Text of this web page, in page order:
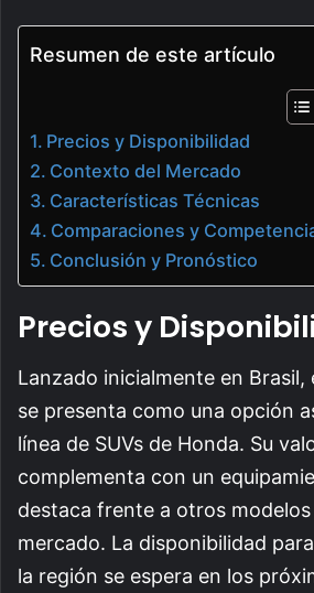
Resumen de este artículo
Precios y Disponibilidad
Contexto del Mercado
Características Técnicas
Comparaciones y
Conclusión y Pronóstico
Precios y
Lanzado inicialmente en Brasil,
se presenta como una opción
línea de SUVs de Honda. Su
complementa con un
destaca frente a otros modelos
mercado. La disponibilidad
la región se espera en los